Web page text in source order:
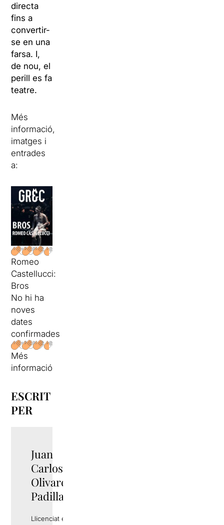
directa
fins a
convertir-
se en una
farsa. I,
de nou, el
perill es fa
teatre.
Més
informació,
imatges i
entrades
a:
Romeo
Castellucci:
Bros
No hi ha
noves
dates
confirmades
Més
informació
ESCRIT
PER
Juan
Carlos
Olivares
Padilla
Llicenciat en